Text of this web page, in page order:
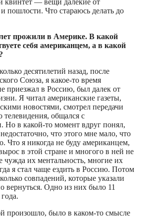
квинтет — вещи далекие от
пошлости. Что стараюсь делать до
прожили в Америке. В какой
себя американцем, а в какой
десятилетий назад, после
Союза, я какое-то время
приезжал в Россию, был далек от
Я читал американские газеты,
новостями, смотрел передачи
телевидения, общался с
Но в какой-то момент вдруг понял,
что этого мне мало, что
Что я никогда не буду американцем,
в этой стране и многого в ней не
их ментальность, многие их
я стал чаще ездить в Россию. Потом
совпадений, которые указали
вернуться. Одно из них было 11
произошло, было в каком-то смысле